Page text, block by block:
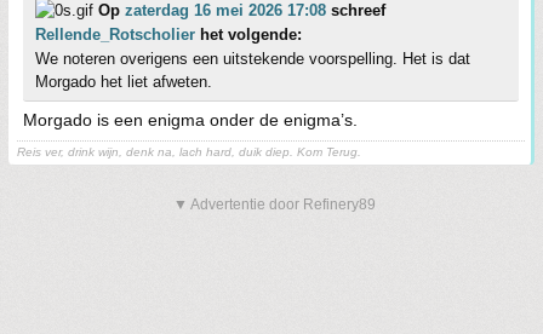
Op zaterdag 16 mei 2026 17:08 schreef
Rellende_Rotscholier het volgende:
We noteren overigens een uitstekende voorspelling. Het is dat
Morgado het liet afweten.
Morgado is een enigma onder de enigma’s.
Reis ver, drink wijn, denk na, lach hard, duik diep. Kom Terug.
▼ Advertentie door Refinery89